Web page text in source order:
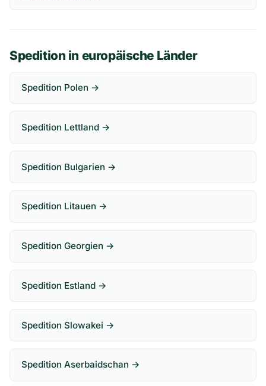
Spedition in europäische Länder
Spedition Polen →
Spedition Lettland →
Spedition Bulgarien →
Spedition Litauen →
Spedition Georgien →
Spedition Estland →
Spedition Slowakei →
Spedition Aserbaidschan →